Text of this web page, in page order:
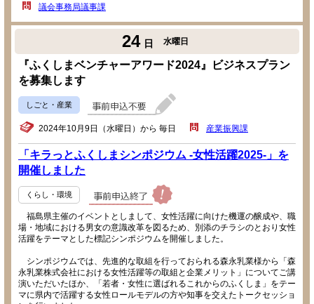
議会事務局議事課
24 日 水曜日
『ふくしまベンチャーアワード2024』ビジネスプラン
を募集します
しごと・産業
2024年10月9日（水曜日）から 毎日 産業振興課
「キラっとふくしまシンポジウム -女性活躍2025-」を
開催しました
くらし・環境
福島県主催のイベントとしまして、女性活躍に向けた機運の醸成や、職
場・地域における男女の意識改革を図るため、別添のチラシのとおり女性
活躍をテーマとした標記シンポジウムを開催しました。
シンポジウムでは、先進的な取組を行っておられる森永乳業様から「森
永乳業株式会社における女性活躍等の取組と企業メリット」についてご講
演いただいたほか、「若者・女性に選ばれるこれからのふくしま」をテー
マに県内で活躍する女性ロールモデルの方や知事を交えたトークセッショ